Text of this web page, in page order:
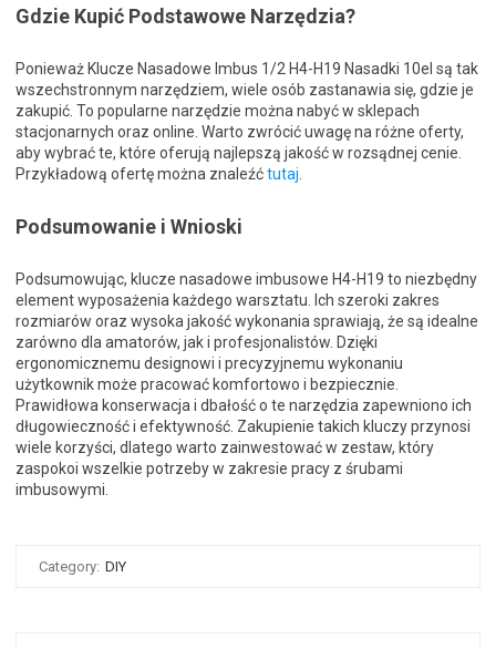
Gdzie Kupić Podstawowe Narzędzia?
Ponieważ Klucze Nasadowe Imbus 1/2 H4-H19 Nasadki 10el są tak
wszechstronnym narzędziem, wiele osób zastanawia się, gdzie je
zakupić. To popularne narzędzie można nabyć w sklepach
stacjonarnych oraz online. Warto zwrócić uwagę na różne oferty,
aby wybrać te, które oferują najlepszą jakość w rozsądnej cenie.
Przykładową ofertę można znaleźćtutaj
Podsumowanie i Wnioski
Podsumowując, klucze nasadowe imbusowe H4-H19 to niezbędny
element wyposażenia każdego warsztatu. Ich szeroki zakres
rozmiarów oraz wysoka jakość wykonania sprawiają, że są idealne
zarówno dla amatorów, jak i profesjonalistów. Dzięki
ergonomicznemu designowi i precyzyjnemu wykonaniu
użytkownik może pracować komfortowo i bezpiecznie.
Prawidłowa konserwacja i dbałość o te narzędzia zapewniono ich
długowieczność i efektywność. Zakupienie takich kluczy przynosi
wiele korzyści, dlatego warto zainwestować w zestaw, który
zaspokoi wszelkie potrzeby w zakresie pracy z śrubami
imbusowymi.
Category: DIY